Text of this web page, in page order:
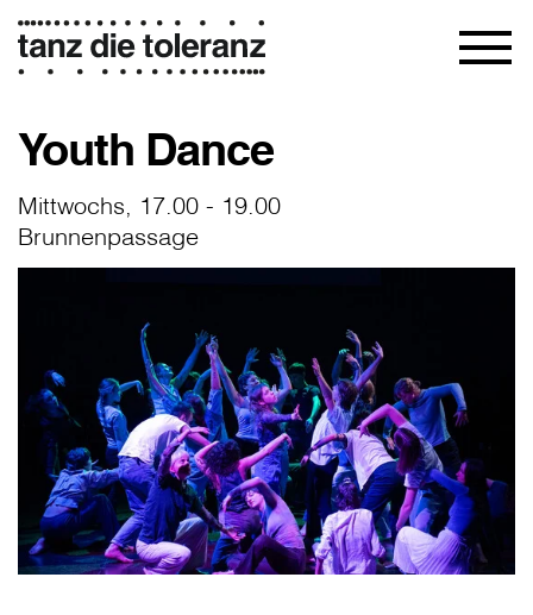
Youth Dance
Mittwochs, 17.00 - 19.00
Brunnenpassage